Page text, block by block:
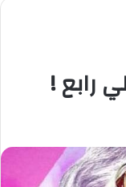
رابع !